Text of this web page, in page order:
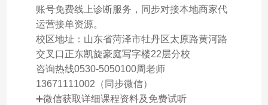
账号免费线上诊断服务，同步对接本地商家代
运营接单资源。
校区地址：山东省菏泽市牡丹区太原路黄河路
交叉口正东凯旋豪庭写字楼22层分校
咨询热线0530-5050100周老师
13671111002（同步微信）
➕微信获取详细课程资料及免费试听